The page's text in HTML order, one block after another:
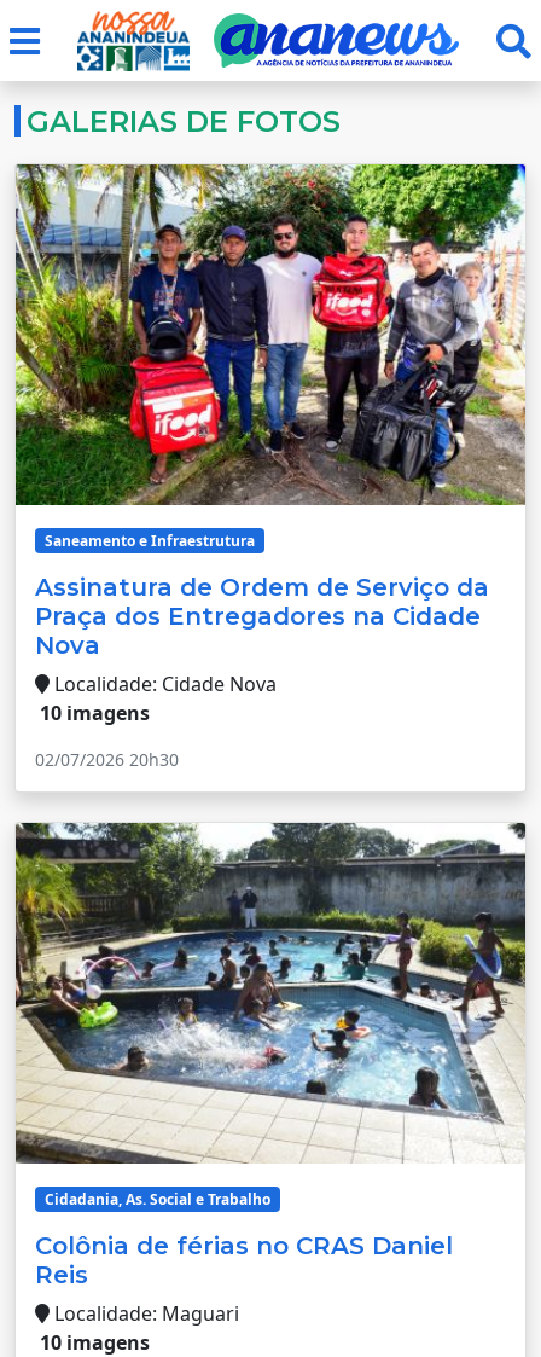
GALERIAS DE FOTOS
Saneamento e Infraestrutura
Assinatura de Ordem de Serviço da
Praça dos Entregadores na Cidade
Nova
Localidade: Cidade Nova
10 imagens
02/07/2026 20h30
Cidadania, As. Social e Trabalho
Colônia de férias no CRAS Daniel
Reis
Localidade: Maguari
10 imagens